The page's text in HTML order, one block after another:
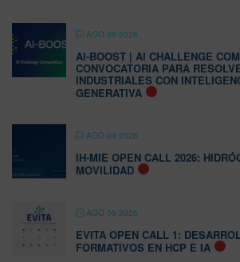
AGO 09 2026
AI-BOOST | AI CHALLENGE
CONVOCATORIA PARA
INDUSTRIALES CON
GENERATIVA
AGO 09 2026
IH-MIE OPEN CALL 2026:
MOVILIDAD
AGO 09 2026
EVITA OPEN CALL 1:
FORMATIVOS EN HCP E IA